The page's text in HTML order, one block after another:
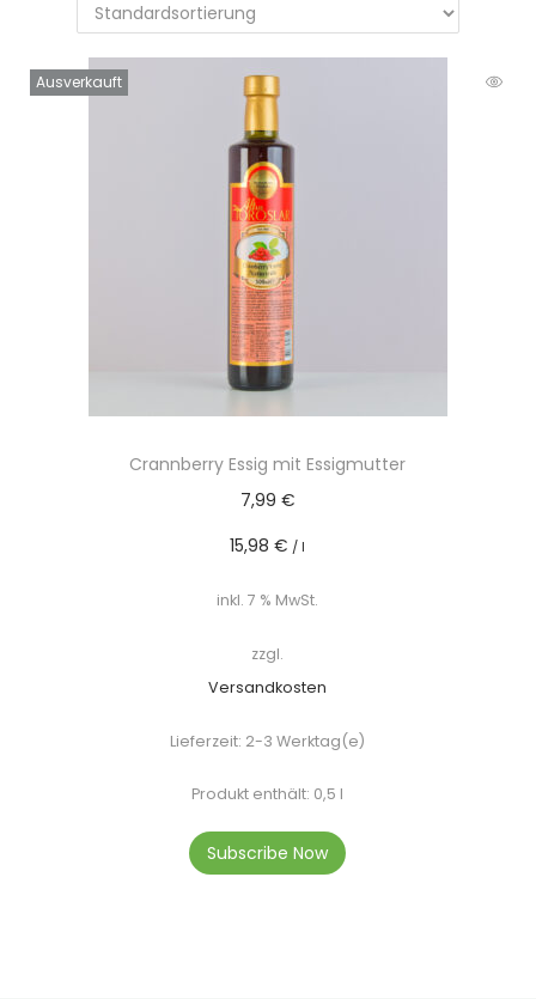
Ausverkauft
Crannberry Essig mit Essigmutter
7,99 €
15,98€ /l
inkl. 7 % MwSt.
zzgl.
Versandkosten
Lieferzeit: 2-3 Werktag(e)
Produkt enthält: 0,5 l
Subscribe Now